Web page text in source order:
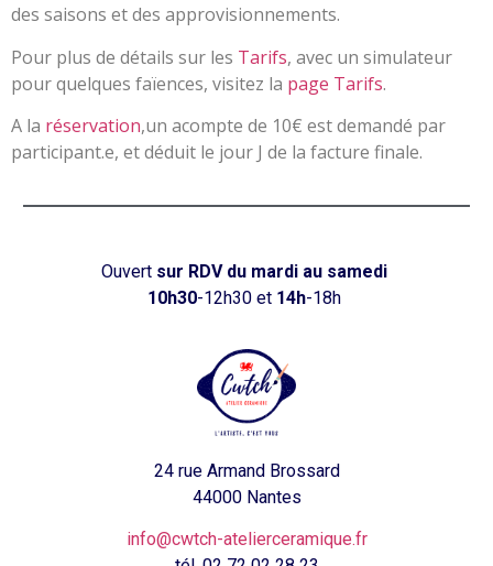
des saisons et des approvisionnements.
Pour plus de détails sur les Tarifs, avec un simulateur
pour quelques faïences, visitez la page Tarifs.
A la réservation,un acompte de 10€ est demandé par
participant.e, et déduit le jour J de la facture finale.
Ouvert sur RDV du mardi au samedi
10h30-12h30 et 14h-18h
24 rue Armand Brossard
44000 Nantes
info@cwtch-atelierceramique.fr